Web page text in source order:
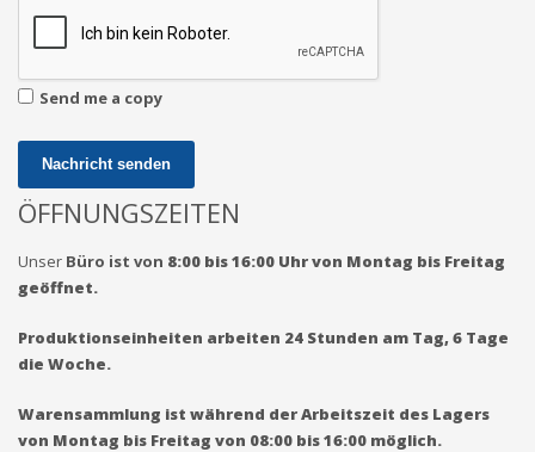
Send me a copy
Nachricht senden
ÖFFNUNGSZEITEN
Unser Büro ist von 8:00 bis 16:00 Uhr von Montag bis Freitag
geöffnet.
Produktionseinheiten arbeiten 24 Stunden am Tag, 6 Tage
die Woche.
Warensammlung ist während der Arbeitszeit des Lagers
von Montag bis Freitag von 08:00 bis 16:00 möglich.